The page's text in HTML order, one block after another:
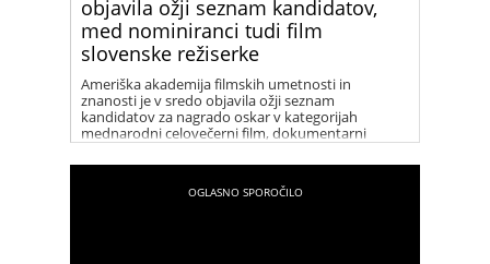
objavila ožji seznam kandidatov,
med nominiranci tudi film
slovenske režiserke
Ameriška akademija filmskih umetnosti in
znanosti je v sredo objavila ožji seznam
kandidatov za nagrado oskar v kategorijah
mednarodni celovečerni film, dokumentarni
celovečerni in kratki film in še nekaterih drugih. V
kategoriji animirani kratki film je v ožjem izboru za
nominacijo za oskarja film Steakhouse režiserke